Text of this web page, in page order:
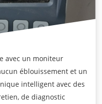
avec un moniteur
éblouissement et un
intelligent avec des
de diagnostic